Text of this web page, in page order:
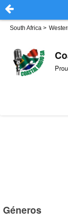
South Africa >
Géneros